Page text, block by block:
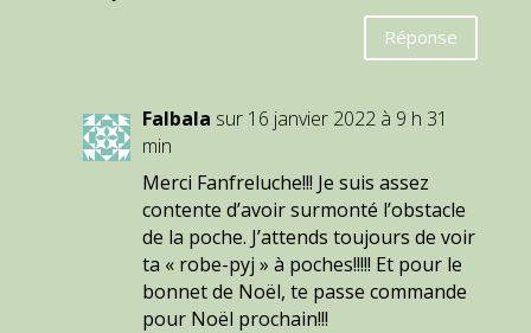
Réponse
Falbala sur 16 janvier 2022 à 9 h 31
min
Merci Fanfreluche!!! Je suis assez
contente d’avoir surmonté l’obstacle
de la poche. J’attends toujours de voir
ta « robe-pyj » à poches!!!!! Et pour le
bonnet de Noël, te passe commande
pour Noël prochain!!!